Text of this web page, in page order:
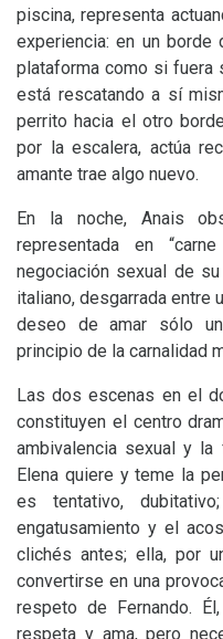
piscina, representa
experiencia: en un
plataforma como si fuera
está rescatando a sí
perrito hacia el otro
por la escalera, actúa
amante trae algo nuevo.
En la noche, Anais
representada en
negociación sexual de
italiano, desgarrada entre
deseo de amar sólo
principio de la carnalidad
Las dos escenas en el
constituyen el centro
ambivalencia sexual y
Elena quiere y teme la
es tentativo,
engatusamiento y el
clichés antes; ella, por
convertirse en una
respeto de Fernando.
respeta y ama, pero